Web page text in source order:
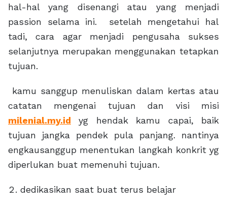
hal-hal yang disenangi atau yang menjadi
passion selama ini. setelah mengetahui hal
tadi, cara agar menjadi pengusaha sukses
selanjutnya merupakan menggunakan tetapkan
tujuan.
kamu sanggup menuliskan dalam kertas atau
catatan mengenai tujuan dan visi misi
milenial.my.id yg hendak kamu capai, baik
tujuan jangka pendek pula panjang. nantinya
engkausanggup menentukan langkah konkrit yg
diperlukan buat memenuhi tujuan.
dedikasikan saat buat terus belajar